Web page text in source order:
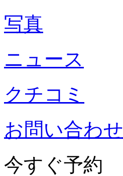
写真
ニュース
クチコミ
お問い合わせ
今すぐ予約